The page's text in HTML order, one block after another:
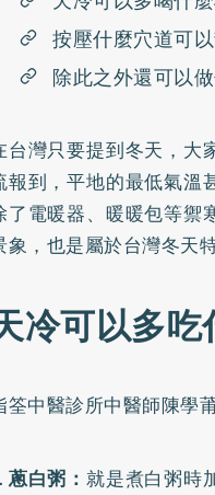
按壓什麼穴道可
除此之外還可以
台灣只要提到冬天，大
報到，平地的最低氣溫
了電暖器、暖暖包等禦
象，也是屬於台灣冬天
冷可以多吃
筌中醫診所中醫師陳學
蔥白粥： 就是煮白粥時